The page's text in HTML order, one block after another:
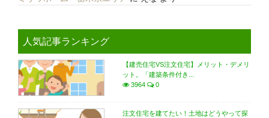
人気記事ランキング
【建売住宅VS注文住宅】メリット・デメリ
ット。「建築条件付き...
3964
0
注文住宅を建てたい！土地はどうやって探